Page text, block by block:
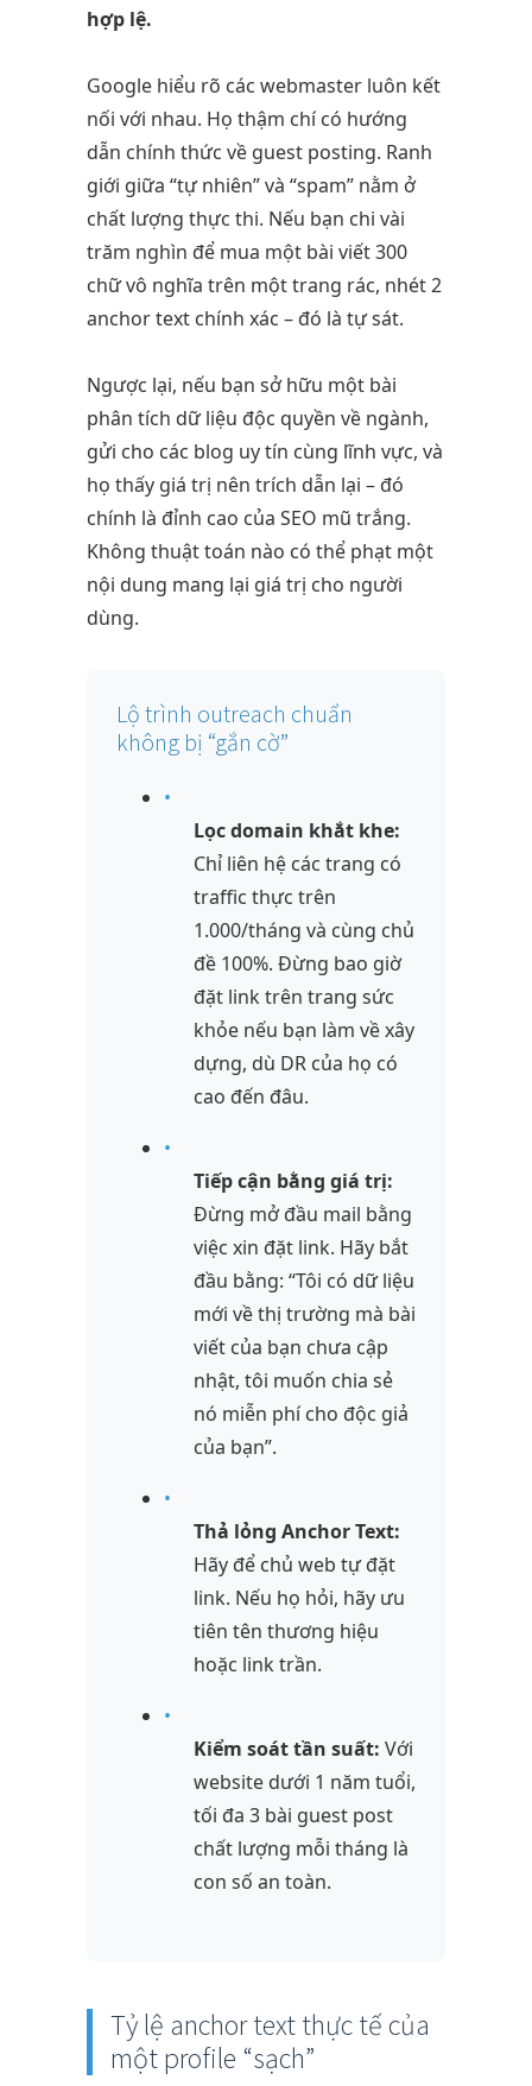
hợp lệ.
Google hiểu rõ các webmaster luôn kết
nối với nhau. Họ thậm chí có hướng
dẫn chính thức về guest posting. Ranh
giới giữa “tự nhiên” và “spam” nằm ở
chất lượng thực thi. Nếu bạn chi vài
trăm nghìn để mua một bài viết 300
chữ vô nghĩa trên một trang rác, nhét 2
anchor text chính xác – đó là tự sát.
Ngược lại, nếu bạn sở hữu một bài
phân tích dữ liệu độc quyền về ngành,
gửi cho các blog uy tín cùng lĩnh vực, và
họ thấy giá trị nên trích dẫn lại – đó
chính là đỉnh cao của SEO mũ trắng.
Không thuật toán nào có thể phạt một
nội dung mang lại giá trị cho người
dùng.
Lộ trình outreach chuẩn
không bị “gắn cờ”
•
Lọc domain khắt khe:
Chỉ liên hệ các trang có
traffic thực trên
1.000/tháng và cùng chủ
đề 100%. Đừng bao giờ
đặt link trên trang sức
khỏe nếu bạn làm về xây
dựng, dù DR của họ có
cao đến đâu.
•
Tiếp cận bằng giá trị:
Đừng mở đầu mail bằng
việc xin đặt link. Hãy bắt
đầu bằng: “Tôi có dữ liệu
mới về thị trường mà bài
viết của bạn chưa cập
nhật, tôi muốn chia sẻ
nó miễn phí cho độc giả
của bạn”.
•
Thả lỏng Anchor Text:
Hãy để chủ web tự đặt
link. Nếu họ hỏi, hãy ưu
tiên tên thương hiệu
hoặc link trần.
•
Kiểm soát tần suất: Với
website dưới 1 năm tuổi,
tối đa 3 bài guest post
chất lượng mỗi tháng là
con số an toàn.
Tỷ lệ anchor text thực tế của
một profile “sạch”